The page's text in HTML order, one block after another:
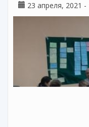
23 апреля, 2021 -